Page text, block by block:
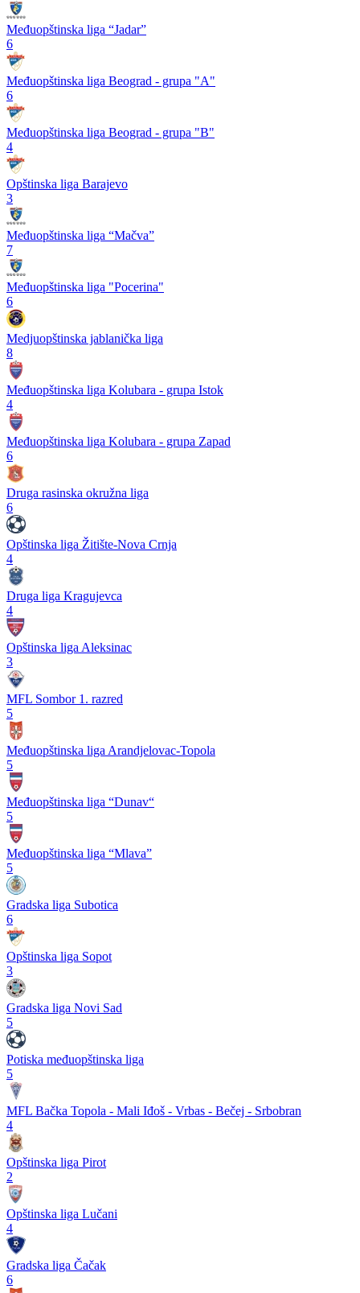
Međuopštinska liga “Jadar”
6
Međuopštinska liga Beograd - grupa "A"
6
Međuopštinska liga Beograd - grupa "B"
4
Opštinska liga Barajevo
3
Međuopštinska liga “Mačva”
7
Međuopštinska liga "Pocerina"
6
Medjuopštinska jablanička liga
8
Međuopštinska liga Kolubara - grupa Istok
4
Međuopštinska liga Kolubara - grupa Zapad
6
Druga rasinska okružna liga
6
Opštinska liga Žitište-Nova Crnja
4
Druga liga Kragujevca
4
Opštinska liga Aleksinac
3
MFL Sombor 1. razred
5
Međuopštinska liga Arandjelovac-Topola
5
Međuopštinska liga “Dunav“
5
Međuopštinska liga “Mlava”
5
Gradska liga Subotica
6
Opštinska liga Sopot
3
Gradska liga Novi Sad
5
Potiska međuopštinska liga
5
MFL Bačka Topola - Mali Iđoš - Vrbas - Bečej - Srbobran
4
Opštinska liga Pirot
2
Opštinska liga Lučani
4
Gradska liga Čačak
6